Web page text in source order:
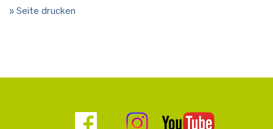
» Seite drucken